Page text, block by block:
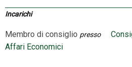
Incarichi
Membro di consiglio presso
Affari Economici